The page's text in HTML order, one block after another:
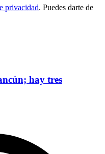
privacidad. Puedes darte de
hay tres